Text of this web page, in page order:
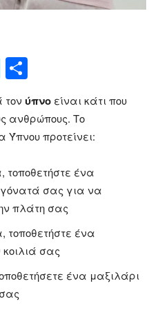
Messenger
τον ύπνο είναι κάτι που
ανθρώπους. Το
Ύπνου προτείνει:
ένα
σας για να
πλάτη σας
τοποθετήστε ένα
σας
ένα μαξιλάρι